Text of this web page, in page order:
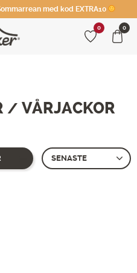
med kod EXTRA10
0 0
/ VÅRJACKOR